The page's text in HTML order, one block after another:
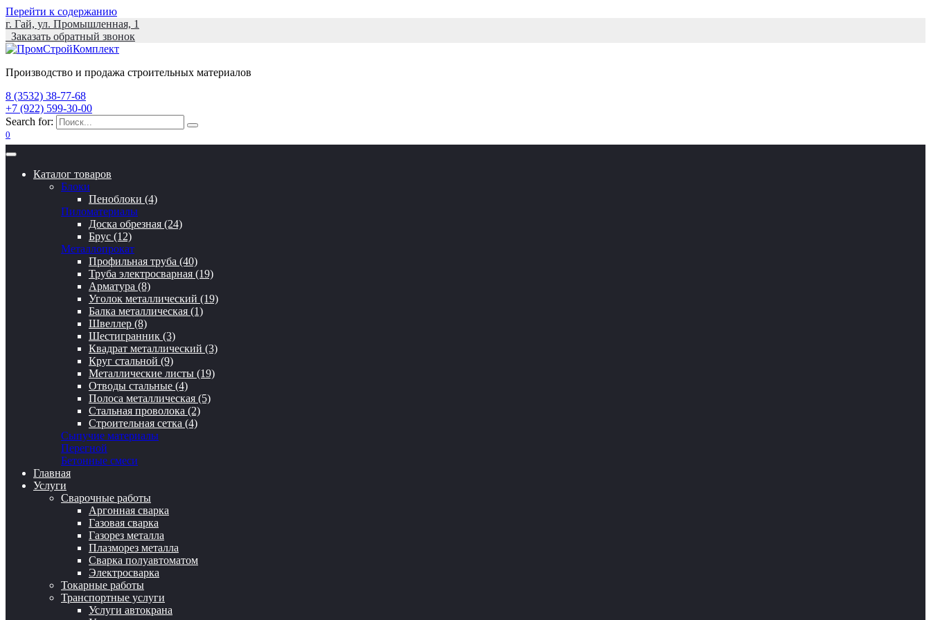
Перейти к содержанию
г. Гай, ул. Промышленная, 1
Заказать обратный звонок
Производство и продажа строительных материалов
8 (3532) 38-77-68
+7 (922) 599-30-00
Search for:
0
Каталог товаров
Блоки
Пеноблоки (4)
Пиломатериалы
Доска обрезная (24)
Брус (12)
Металлопрокат
Профильная труба (40)
Труба электросварная (19)
Арматура (8)
Уголок металлический (19)
Балка металлическая (1)
Швеллер (8)
Шестигранник (3)
Квадрат металлический (3)
Круг стальной (9)
Металлические листы (19)
Отводы стальные (4)
Полоса металлическая (5)
Стальная проволока (2)
Строительная сетка (4)
Сыпучие материалы
Перегной
Бетонные смеси
Главная
Услуги
Сварочные работы
Аргонная сварка
Газовая сварка
Газорез металла
Плазморез металла
Сварка полуавтоматом
Электросварка
Токарные работы
Транспортные услуги
Услуги автокрана